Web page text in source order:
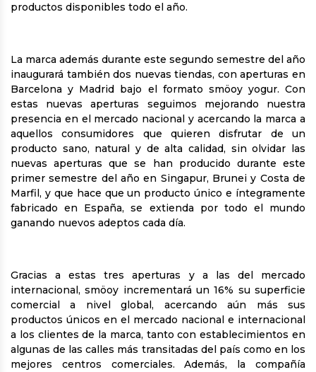
productos disponibles todo el año.
La marca además durante este segundo semestre del año
inaugurará también dos nuevas tiendas, con aperturas en
Barcelona y Madrid bajo el formato smöoy yogur. Con
estas nuevas aperturas seguimos mejorando nuestra
presencia en el mercado nacional y acercando la marca a
aquellos consumidores que quieren disfrutar de un
producto sano, natural y de alta calidad, sin olvidar las
nuevas aperturas que se han producido durante este
primer semestre del año en Singapur, Brunei y Costa de
Marfil, y que hace que un producto único e íntegramente
fabricado en España, se extienda por todo el mundo
ganando nuevos adeptos cada día.
Gracias a estas tres aperturas y a las del mercado
internacional, smöoy incrementará un 16% su superficie
comercial a nivel global, acercando aún más sus
productos únicos en el mercado nacional e internacional
a los clientes de la marca, tanto con establecimientos en
algunas de las calles más transitadas del país como en los
mejores centros comerciales. Además, la compañía